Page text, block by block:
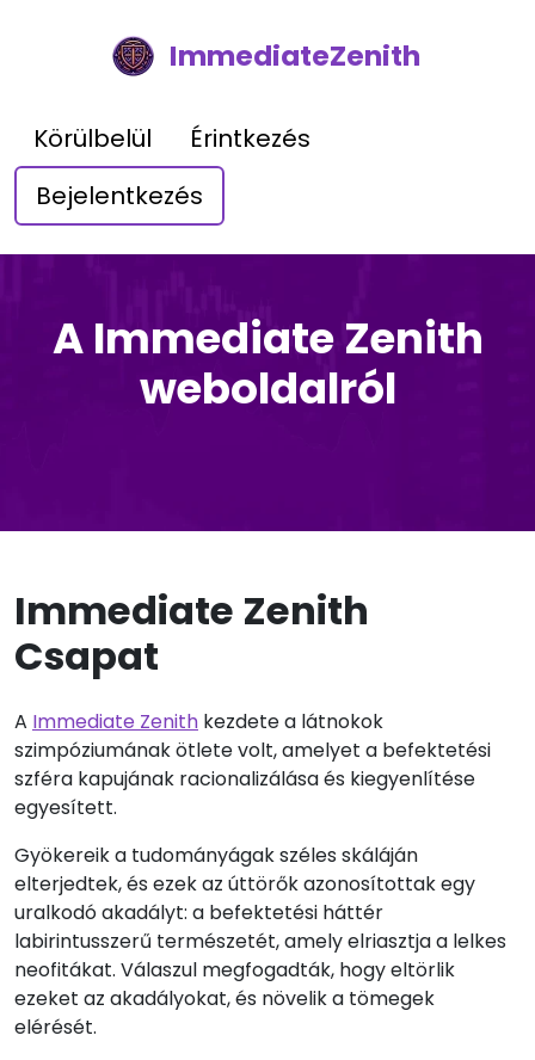
ImmediateZenith
Körülbelül
Érintkezés
Bejelentkezés
A Immediate Zenith
weboldalról
Immediate Zenith
Csapat
A Immediate Zenith kezdete a látnokok
szimpóziumának ötlete volt, amelyet a befektetési
szféra kapujának racionalizálása és kiegyenlítése
egyesített.
Gyökereik a tudományágak széles skáláján
elterjedtek, és ezek az úttörők azonosítottak egy
uralkodó akadályt: a befektetési háttér
labirintusszerű természetét, amely elriasztja a lelkes
neofitákat. Válaszul megfogadták, hogy eltörlik
ezeket az akadályokat, és növelik a tömegek
elérését.